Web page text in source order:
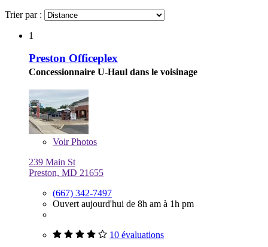
Trier par :
1
Preston Officeplex
Concessionnaire U-Haul dans le voisinage
VoirPhotos
239 Main St
Preston, MD 21655
(667) 342-7497
Ouvert aujourd'hui de 8h am à 1h pm
10 évaluations